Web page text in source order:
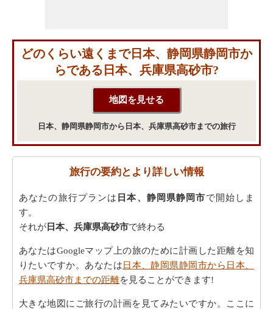
どのくらい遠くまで日本、静岡県静岡市か
らである日本、兵庫県高砂市?
日本、静岡県静岡市から日本、兵庫県高砂市までの旅行
旅行の要約とより詳しい情報
あなたの旅行プランは 日本、静岡県静岡市で開始しま
す。
それが 日本、兵庫県高砂市で終わる
あなたはGoogleマップ上の旅のために計画した距離を知
りたいですか。あなたは日本、静岡県静岡市から日本、
兵庫県高砂市までの距離を見ることができます!
大きな地図にご旅行の計画を見てみたいですか。ここに